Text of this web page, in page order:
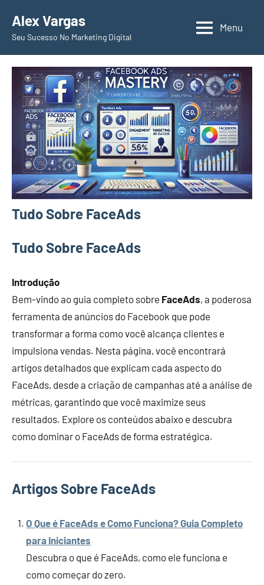
para
conteúdo
Alex Vargas
Seu Sucesso No Marketing Digital
Menu
Tudo Sobre FaceAds
Tudo Sobre FaceAds
Introdução
Bem-vindo ao guia completo sobre FaceAds, a poderosa
ferramenta de anúncios do Facebook que pode
transformar a forma como você alcança clientes e
impulsiona vendas. Nesta página, você encontrará
artigos detalhados que explicam cada aspecto do
FaceAds, desde a criação de campanhas até a análise de
métricas, garantindo que você maximize seus
resultados. Explore os conteúdos abaixo e descubra
como dominar o FaceAds de forma estratégica.
Artigos Sobre FaceAds
O Que é FaceAds e Como Funciona? Guia Completo
para Iniciantes
Descubra o que é FaceAds, como ele funciona e
como começar do zero.